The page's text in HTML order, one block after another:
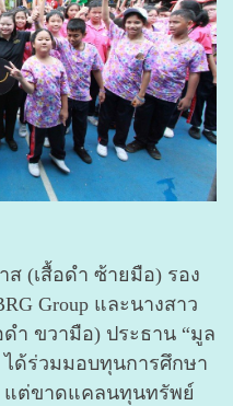
(เสื้อดำ ซ้ายมือ) รอง
Group และนางสาว
ำ ขวามือ) ประธาน “มูล
ด้ร่วมมอบทุนการศึกษา
แต่ขาดแคลนทุนทรัพย์